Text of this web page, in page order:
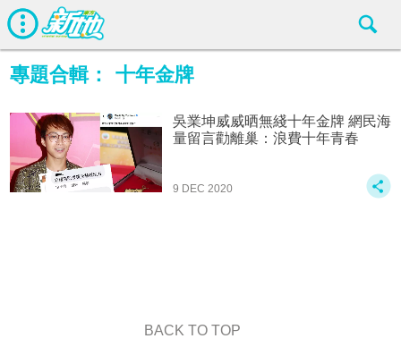
專題合輯： 十年金牌
吳業坤威威晒無綫十年金牌 網民海
量留言勸離巢：浪費十年青春
9 DEC 2020
BACK TO TOP